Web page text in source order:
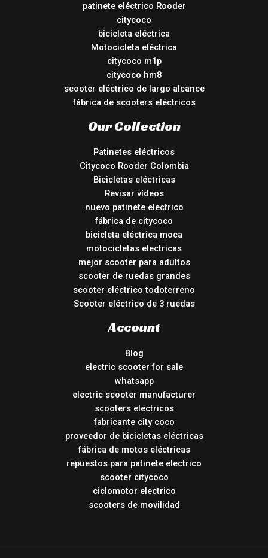
patinete eléctrico Rooder
citycoco
bicicleta eléctrica
Motocicleta eléctrica
citycoco m1p
citycoco hm8
scooter eléctrico de largo alcance
fábrica de scooters eléctricos
Our Collection
Patinetes eléctricos
Citycoco Rooder Colombia
Bicicletas eléctricas
Revisar vídeos
nuevo patinete electrico
fábrica de citycoco
bicicleta eléctrica moca
motocicletas electricas
mejor scooter para adultos
scooter de ruedas grandes
scooter eléctrico todoterreno
Scooter eléctrico de 3 ruedas
Account
Blog
electric scooter for sale
whatsapp
electric scooter manufacturer
scooters electricos
fabricante city coco
proveedor de bicicletas eléctricas
fábrica de motos eléctricas
repuestos para patinete electrico
scooter citycoco
ciclomotor electrico
scooters de movilidad